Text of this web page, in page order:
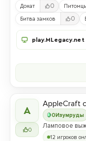
Донат 0
Битва замков 0
play.MLegacy.net
A
0
0Изумруды
AppleCraft
Ламповое
12 игроков